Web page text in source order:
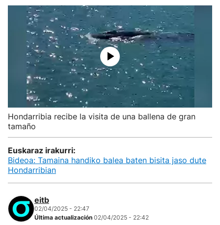
Eguraldia
Hondarribia recibe la visita de una ballena de gran
tamaño
Euskaraz irakurri:
Bideoa: Tamaina handiko balea baten bisita jaso dute
Hondarribian
eitb
02/04/2025 - 22:47
Última actualización 02/04/2025 - 22:42